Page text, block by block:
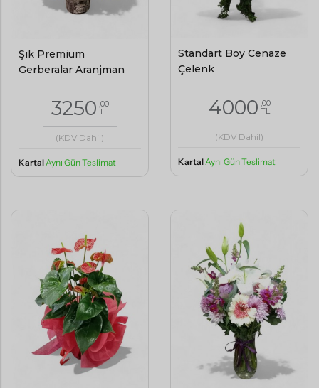
Şık Premium
Gerberalar Aranjman
3250 ,00
TL
(KDV Dahil)
Kartal Aynı Gün Teslimat
Standart Boy Cenaze
Çelenk
4000 ,00
TL
(KDV Dahil)
KartalAynı Gün Teslimat